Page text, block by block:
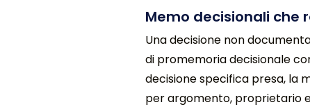
Memo decisionali
Una decisione non
di promemoria decisionale
decisione specifica presa, la
per argomento, proprietario